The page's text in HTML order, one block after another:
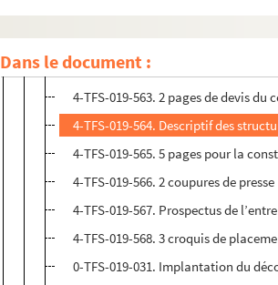
Dans le document :
4-TFS-019-561. 1 feuille de croquis
8-TFS-019-071. 1 feuille d’étude
4-TFS-019-562. Georges Richar et
4-TFS-019-563. 2 pages de devis du
4-TFS-019-564. Descriptif des
4-TFS-019-565. 5 pages pour la
4-TFS-019-566. 2 coupures de presse
4-TFS-019-567. Prospectus de
4-TFS-019-568. 3 croquis de
0-TFS-019-031. Implantation du